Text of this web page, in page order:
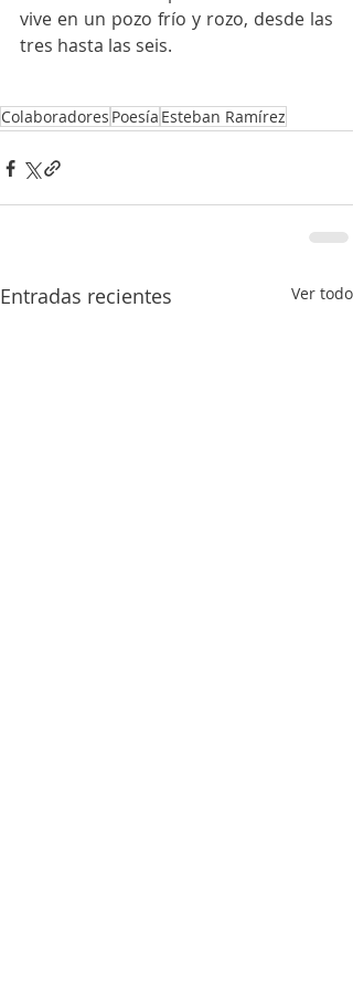
vive en un pozo frío y rozo, desde las
tres hasta las seis.
Colaboradores Poesía Esteban Ramírez
Entradas recientes Ver todo